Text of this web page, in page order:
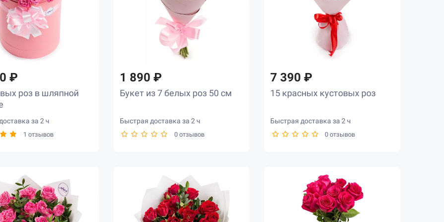
₽
роз в шляпной
за 2 ч
1 отзывов
1 890 ₽
Букет из 7 белых роз 50 см
Быстрая доставка за 2 ч
0 отзывов
7 390 ₽
15 красных кустовых роз
Быстрая доставка за 2 ч
0 отзывов